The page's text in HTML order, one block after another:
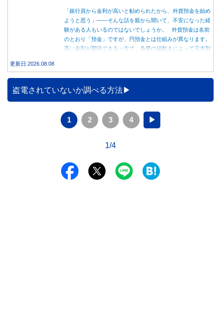
「銀行員から金利が高いと勧められたから、外貨預金を始め
ようと思う」――そんな話を親から聞いて、不安になった経
験がある人もいるのではないでしょうか。 外貨預金は名前
のとおり「預金」ですが、円預金とは仕組みが異なります。
高い金利が期待できる一方で、為替の値動きによって元本割
更新日:2026.08.08
盗電されていないか調べる方法
1 2 3 4 ▶
1/4